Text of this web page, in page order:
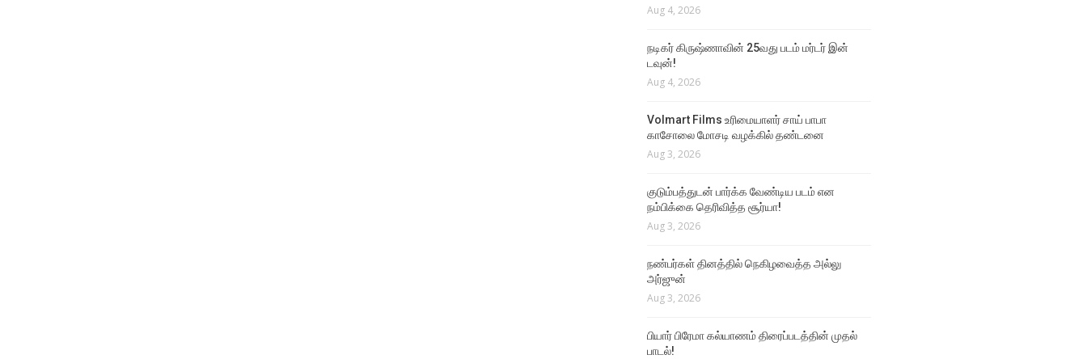
Aug 4, 2026
நடிகர் கிருஷ்ணாவின் 25வது படம் மர்டர் இன்
டவுன்!
Aug 4, 2026
Volmart Films உரிமையாளர் சாய் பாபா
காசோலை மோசடி வழக்கில் தண்டனை
Aug 3, 2026
குடும்பத்துடன் பார்க்க வேண்டிய படம் என
நம்பிக்கை தெரிவித்த சூர்யா!
Aug 3, 2026
நண்பர்கள் தினத்தில் நெகிழவைத்த அல்லு
அர்ஜுன்
Aug 3, 2026
பியார் பிரேமா கல்யாணம் திரைப்படத்தின் முதல்
பாடல்!